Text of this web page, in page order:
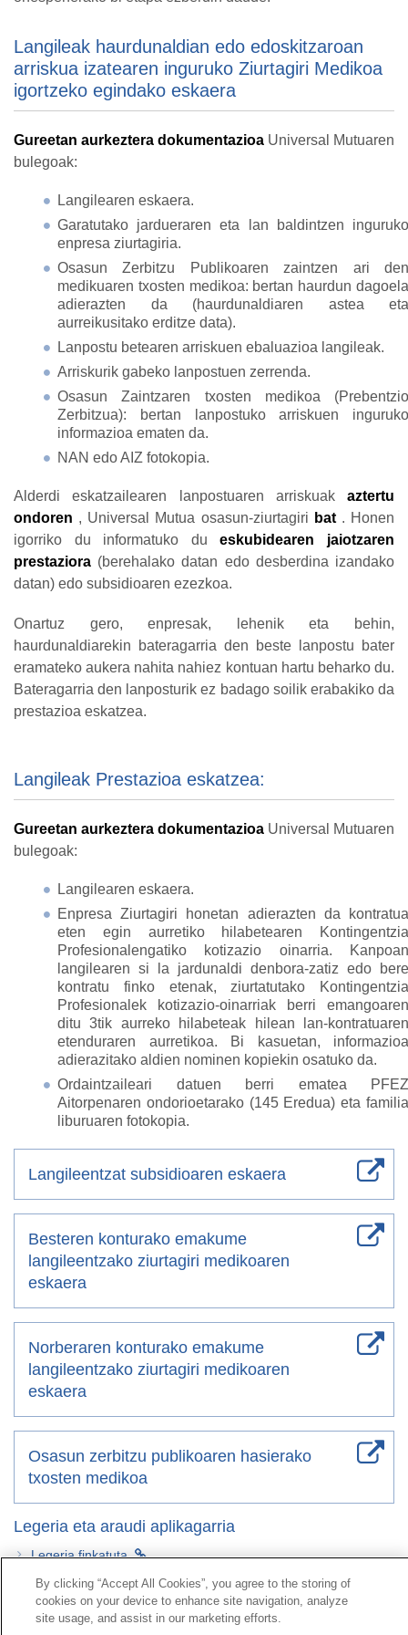
Langileak haurdunaldian edo edoskitzaroan
arriskua izatearen inguruko Ziurtagiri Medikoa
igortzeko egindako eskaera
Gureetan aurkeztera dokumentazioa Universal Mutuaren
bulegoak:
Langilearen eskaera.
Garatutako jardueraren eta lan baldintzen inguruko
enpresa ziurtagiria.
Osasun Zerbitzu Publikoaren zaintzen ari den
medikuaren txosten medikoa: bertan haurdun dagoela
adierazten da (haurdunaldiaren astea eta
aurreikusitako erditze data).
Lanpostu betearen arriskuen ebaluazioa langileak.
Arriskurik gabeko lanpostuen zerrenda.
Osasun Zaintzaren txosten medikoa (Prebentzio
Zerbitzua): bertan lanpostuko arriskuen inguruko
informazioa ematen da.
NAN edo AIZ fotokopia.
Alderdi eskatzailearen lanpostuaren arriskuakaztertu
ondoren , Universal Mutua osasun-ziurtagiri bat . Honen
igorriko du informatuko dueskubidearen jaiotzaren
prestaziora (berehalako datan edo desberdina izandako
datan) edo subsidioaren ezezkoa.
Onartuz gero, enpresak, lehenik eta behin,
haurdunaldiarekin bateragarria den beste lanpostu bater
eramateko aukera nahita nahiez kontuan hartu beharko du.
Bateragarria den lanposturik ez badago soilik erabakiko da
prestazioa eskatzea.
Langileak Prestazioa eskatzea:
Gureetan aurkeztera dokumentazioa Universal Mutuaren
bulegoak:
Langilearen eskaera.
Enpresa Ziurtagiri honetan adierazten da kontratua
eten egin aurretiko hilabetearen Kontingentzia
Profesionalengatiko kotizazio oinarria. Kanpoan
langilearen si la jardunaldi denbora-zatiz edo bere
kontratu finko etenak, ziurtatutako Kontingentzia
Profesionalek kotizazio-oinarriak berri emangoaren
ditu 3tik aurreko hilabeteak hilean lan-kontratuaren
etenduraren aurretikoa. Bi kasuetan, informazioa
adierazitako aldien nominen kopiekin osatuko da.
Ordaintzaileari datuen berri ematea PFEZ
Aitorpenaren ondorioetarako (145 Eredua) eta familia
liburuaren fotokopia.
Langileentzat subsidioaren eskaera
Besteren konturako emakume
langileentzako ziurtagiri medikoaren
eskaera
Norberaren konturako emakume
langileentzako ziurtagiri medikoaren
eskaera
Osasun zerbitzu publikoaren hasierako
txosten medikoa
Legeria eta araudi aplikagarria
Legeria finkatuta
Kontaktua| kontratatzailearen Profila|Erreklamazioak
Lerro Unibertsala 900 203 203
Toki Pribatua Prestazio
By clicking “Accept All Cookies”, you agree to the storing of
cookies on your device to enhance site navigation, analyze
site usage, and assist in our marketing efforts.